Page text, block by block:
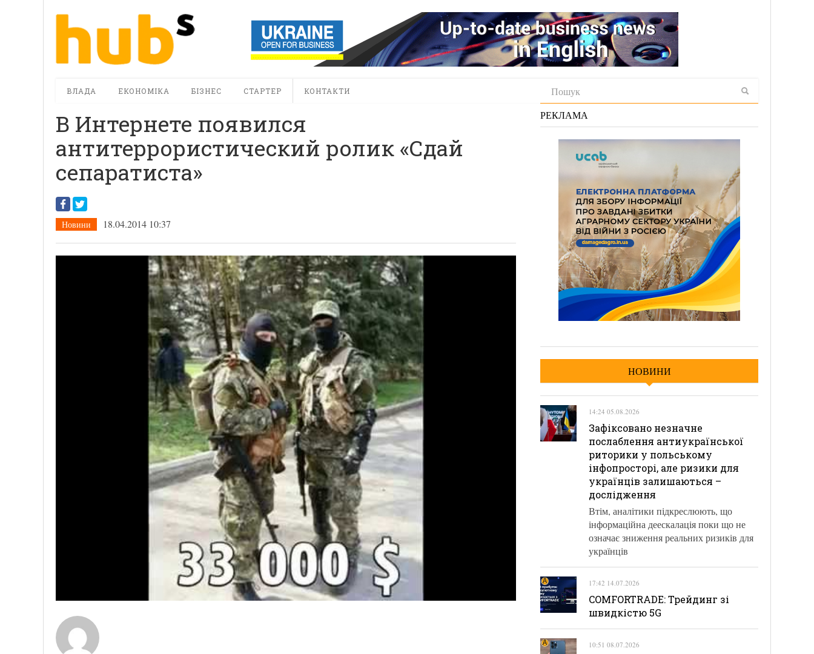
ВЛАДА ЕКОНОМІКА БІЗНЕС СТАРТЕР КОНТАКТИ
В Интернете появился
антитеррористический ролик «Сдай
сепаратиста»
Новини 18.04.2014 10:37
РЕКЛАМА
НОВИНИ
14:24 05.08.2026
Зафіксовано незначне
послаблення антиукраїнської
риторики у польському
інфопросторі, але ризики для
українців залишаються –
дослідження
Втім, аналітики підкреслюють, що
інформаційна деескалація поки що не
означає зниження реальних ризиків для
українців
17:42 14.07.2026
COMFORTRADE: Трейдинг зі
швидкістю 5G
10:51 08.07.2026